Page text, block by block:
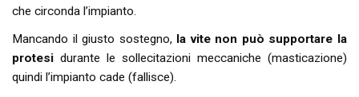
che circonda l’impianto.
Mancando il giusto sostegno, la vite non può supportare la
protesi durante le sollecitazioni meccaniche (masticazione)
quindi l’impianto cade (fallisce).